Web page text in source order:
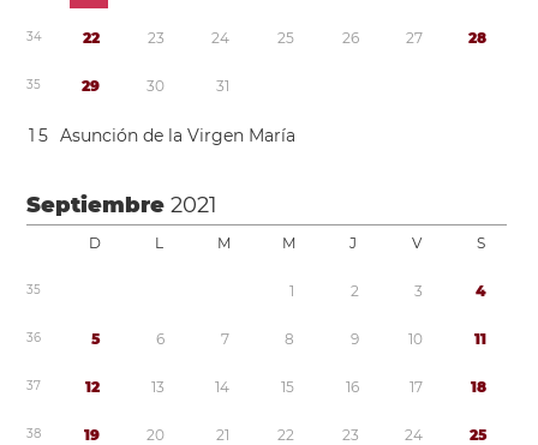
34 22 23 24 25 26 27 28
35 29 30 31
1 5 Asunción de la Virgen María
Septiembre2021
D L M M J V S
35 1 2 3 4
36 5 6 7 8 9 10 11
37 12 13 14 15 16 17 18
38 19 20 21 22 23 24 25